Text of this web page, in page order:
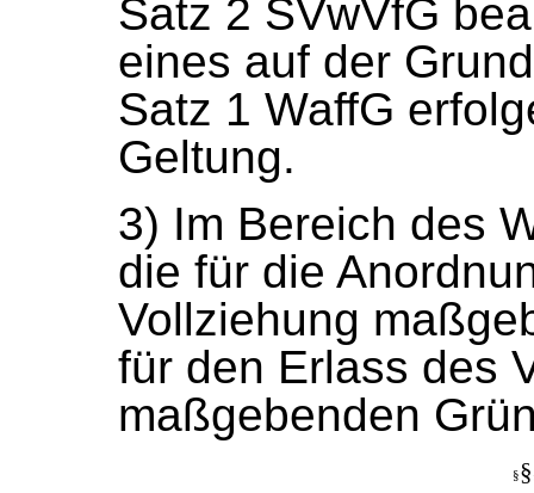
Satz 2 SVwVfG
eines auf der
Satz 1 WaffG
Geltung.
3) Im Bereich des
die für die
Vollziehung
für den Erlass des
maßgebenden
§§